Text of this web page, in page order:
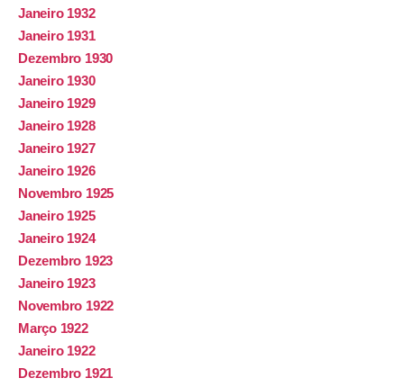
Janeiro 1932
Janeiro 1931
Dezembro 1930
Janeiro 1930
Janeiro 1929
Janeiro 1928
Janeiro 1927
Janeiro 1926
Novembro 1925
Janeiro 1925
Janeiro 1924
Dezembro 1923
Janeiro 1923
Novembro 1922
Março 1922
Janeiro 1922
Dezembro 1921